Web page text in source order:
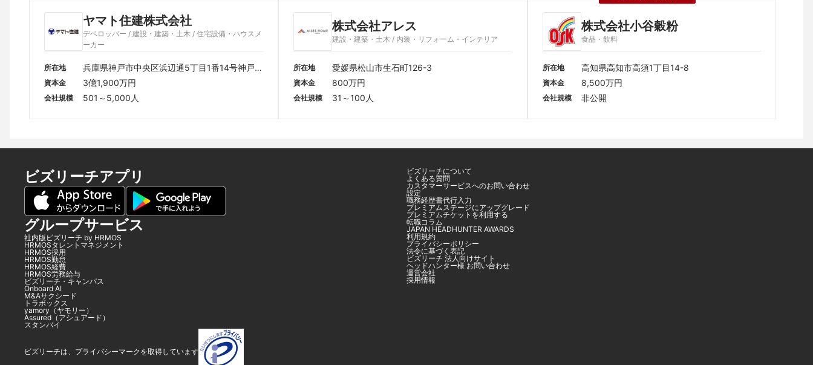
ヤマト住建株式会社
デベロッパー / 建設・建築・土木 / 住宅設備・ハウスメ
ーカー
所在地
兵庫県神戸市中央区浜辺通5丁目1番14号神戸
商工貿易センタービル18階
資本金 3億1,900万円
会社規模 501～5,000人
株式会社アレス
建設・建築・土木 / 内装・リフォーム・インテリア
所在地 愛媛県松山市生石町126-3
資本金 800万円
会社規模 31～100人
株式会社小谷穀粉
食品・飲料
所在地 高知県高知市高須1丁目14-8
資本金 8,500万円
会社規模 非公開
ビズリーチアプリ
グループサービス
社内版ビズリーチ by HRMOS
HRMOSタレントマネジメント
HRMOS採用
HRMOS勤怠
HRMOS経費
HRMOS労務給与
ビズリーチ・キャンパス
Onboard AI
M&Aサクシード
トラボックス
yamory（ヤモリー）
Assured（アシュアード）
スタンバイ
ビズリーチについて
よくある質問
カスタマーサービスへのお問い合わせ
設定
職務経歴書代行入力
プレミアムステージにアップグレード
プレミアムチケットを利用する
転職コラム
JAPAN HEADHUNTER AWARDS
利用規約
プライバシーポリシー
法令に基づく表記
ビズリーチ 法人向けサイト
ヘッドハンター様 お問い合わせ
運営会社
採用情報
ビズリーチは、プライバシーマークを取得しています